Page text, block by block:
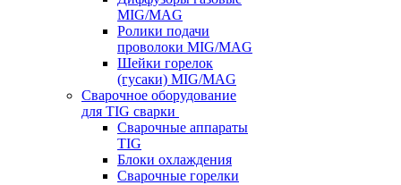
MIG/MAG
Ролики подачи
проволоки MIG/MAG
Шейки горелок
(гусаки) MIG/MAG
Сварочное оборудование
для TIG сварки
Сварочные аппараты
TIG
Блоки охлаждения
Сварочные горелки